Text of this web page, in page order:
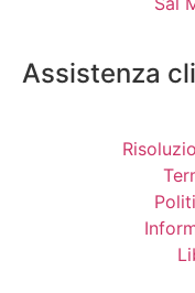
Assistenza